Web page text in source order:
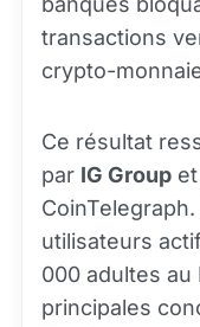
transactions
crypto-
Ce résultat
par IG Group
utilisateurs
000 adultes au
principales